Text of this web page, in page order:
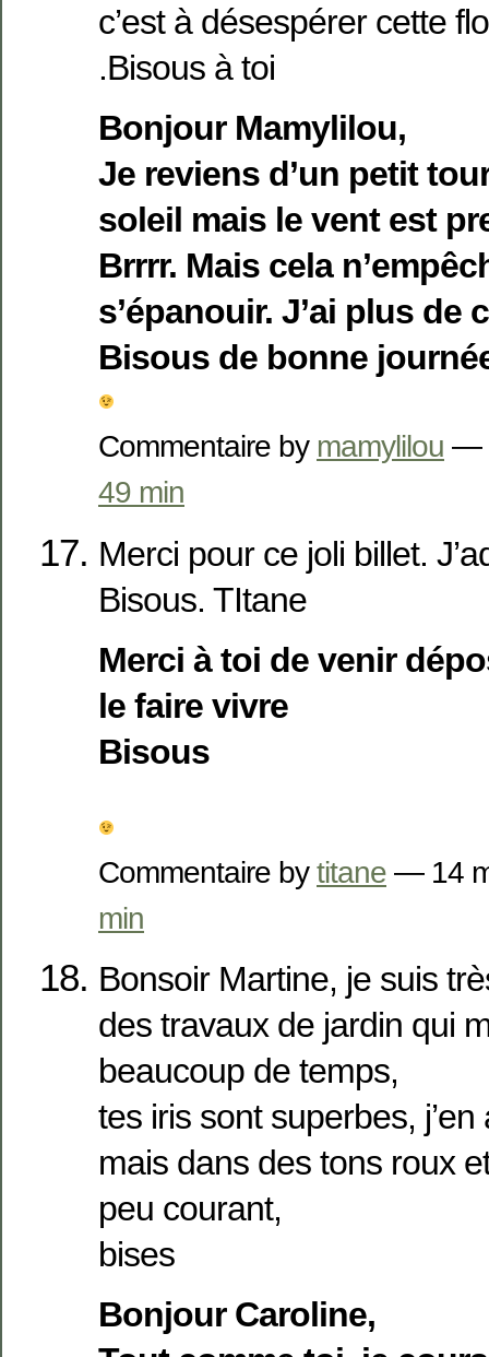
c’est à désespérer cette
.Bisous à toi
Bonjour Mamylilou,
Je reviens d’un petit
soleil mais le vent est
Brrrr. Mais cela
s’épanouir. J’ai plus de
Bisous de bonne
Commentaire by mamylilou —
49 min
Merci pour ce joli billet.
Bisous. TItane
Merci à toi de venir
le faire vivre
Bisous
Commentaire bytitane — 14
min
Bonsoir Martine, je suis
des travaux de jardin qui
beaucoup de temps,
tes iris sont superbes,
mais dans des tons roux
peu courant,
bises
Bonjour Caroline,